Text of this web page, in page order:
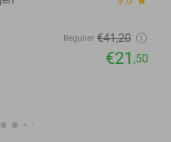
Regulier €41,20
€21 ,50